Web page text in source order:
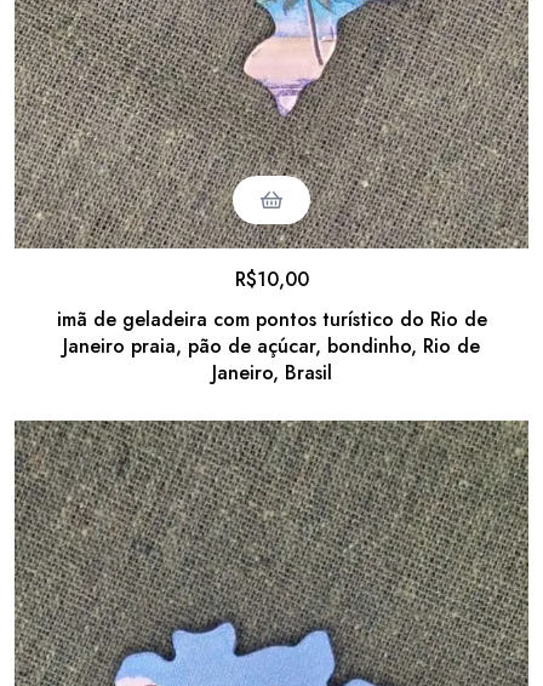
imã de geladeira com pontos turístico do Rio de
Janeiro praia, pão de açúcar, bondinho, Rio de
Janeiro, Brasil
R$10,00